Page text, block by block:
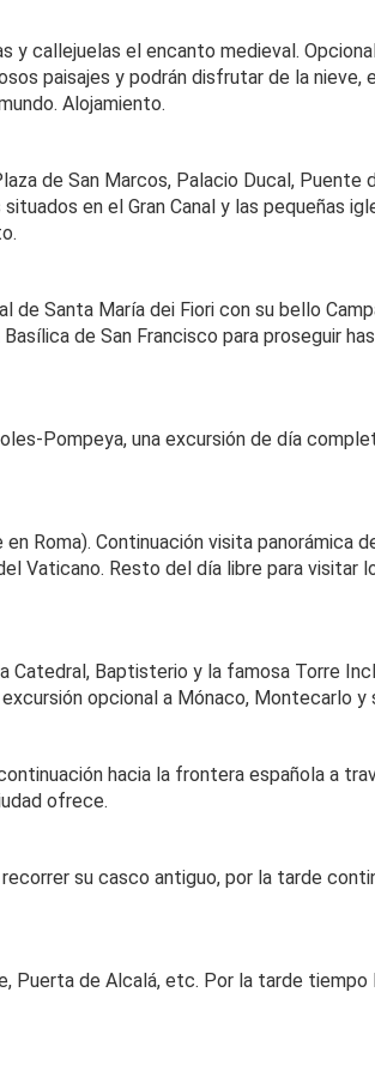
y callejuelas el encanto medieval.
paisajes y podrán disfrutar de la nieve,
Alojamiento.
de San Marcos, Palacio Ducal, Puente
en el Gran Canal y las pequeñas
de Santa María dei Fiori con su bello
de San Francisco para proseguir
Pompeya, una excursión de día
Roma). Continuación visita panorámica
Vaticano. Resto del día libre para visitar
Baptisterio y la famosa Torre
opcional a Mónaco, Montecarlo y
hacia la frontera española a
ofrece.
su casco antiguo, por la tarde
Puerta de Alcalá, etc. Por la tarde